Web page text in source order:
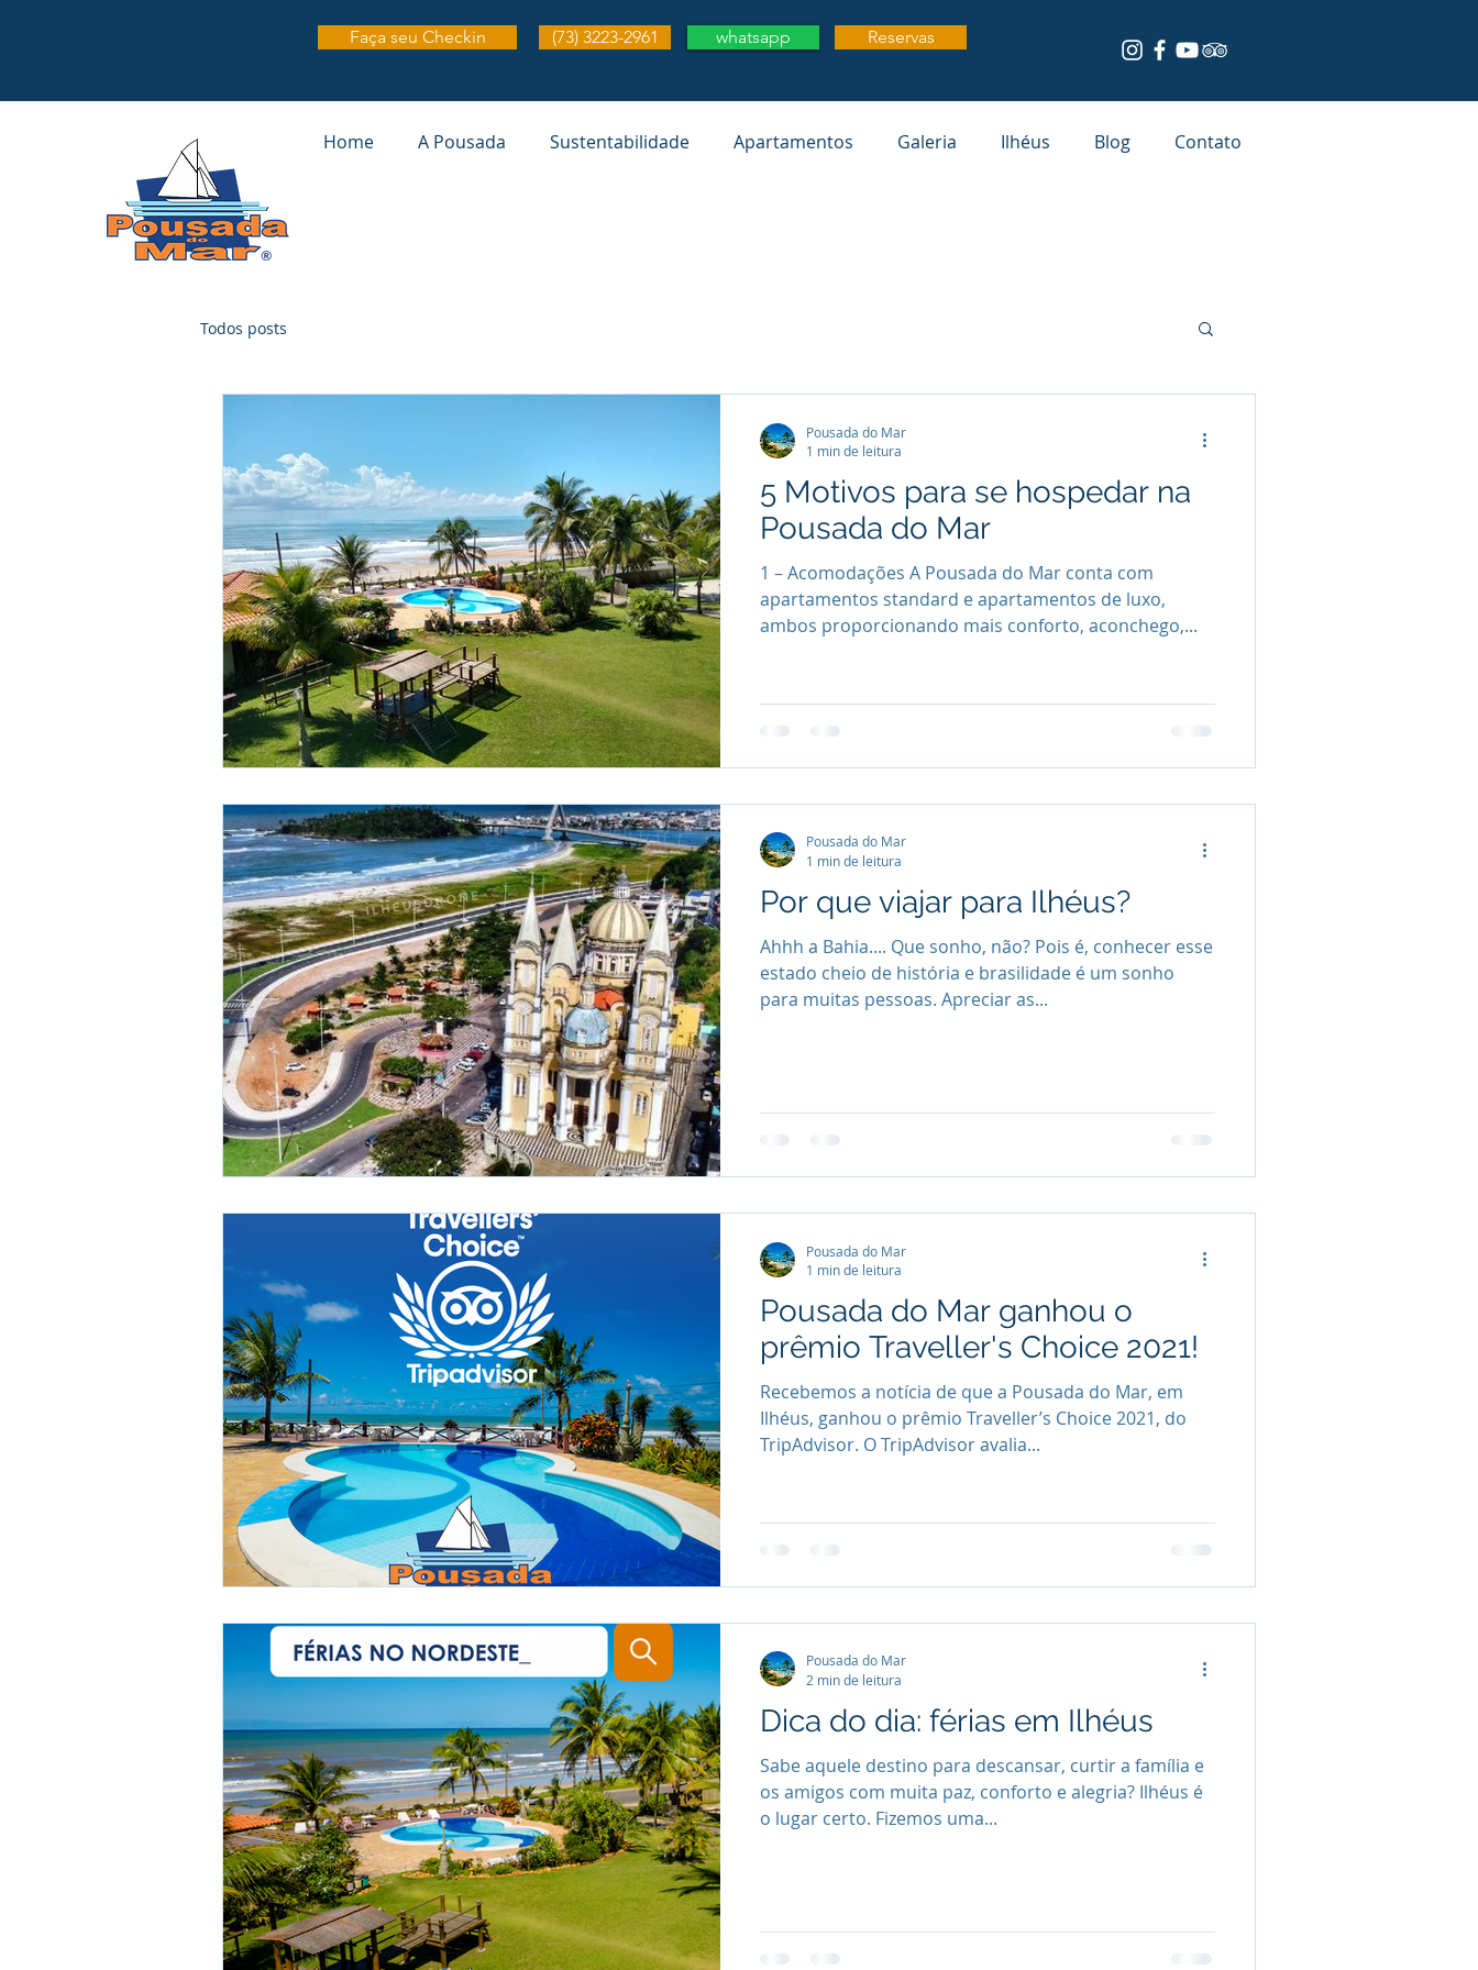
Faça seu Checkin (73) 3223-2961 whatsapp Reservas
Home A Pousada Sustentabilidade Apartamentos Galeria Ilhéus Blog Contato
Todos posts
5 Motivos para se hospedar na
Pousada do Mar
1 – Acomodações A Pousada do Mar conta com
apartamentos standard e apartamentos de luxo,
ambos proporcionando mais conforto, aconchego,...
Pousada do Mar
1 min de leitura
Por que viajar para Ilhéus?
Ahhh a Bahia.... Que sonho, não? Pois é, conhecer esse
estado cheio de história e brasilidade é um sonho
para muitas pessoas. Apreciar as...
Pousada do Mar
1 min de leitura
Pousada do Mar ganhou o
prêmio Traveller's Choice 2021!
Recebemos a notícia de que a Pousada do Mar, em
Ilhéus, ganhou o prêmio Traveller’s Choice 2021, do
TripAdvisor. O TripAdvisor avalia...
Pousada do Mar
1 min de leitura
Dica do dia: férias em Ilhéus
Sabe aquele destino para descansar, curtir a família e
os amigos com muita paz, conforto e alegria? Ilhéus é
o lugar certo. Fizemos uma...
Pousada do Mar
2 min de leitura